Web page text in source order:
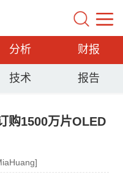
分析 财报
技术 报告
购1500万片OLED